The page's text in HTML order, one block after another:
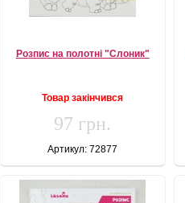
Розпис на полотні "Слоник"
Товар закінчився
97 грн.
Артикул: 72877